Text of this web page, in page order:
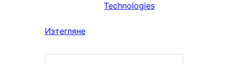
Technologies
Изтегляне